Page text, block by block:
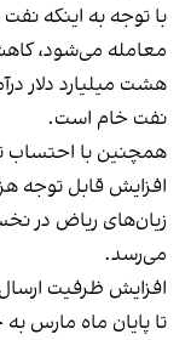
معامله می‌شود،
هشت میلیارد دلار
نفت خام است.
همچنین با احتساب
افزایش قابل توجه
می‌رسد.
افزایش ظرفیت
تا پایان ماه مارس